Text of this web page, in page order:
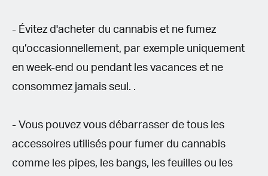
- Évitez d'acheter du cannabis et ne fumez
qu’occasionnellement, par exemple uniquement
en week-end ou pendant les vacances et ne
consommez jamais seul. .
- Vous pouvez vous débarrasser de tous les
accessoires utilisés pour fumer du cannabis
comme les pipes, les bangs, les feuilles ou les